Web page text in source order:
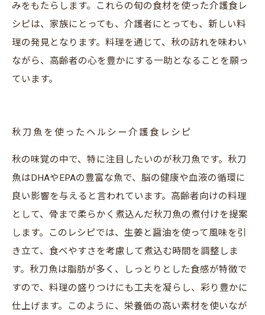
みをもたらします。これらの旬の食材を使った介護食レ
シピは、家族にとっても、介護者にとっても、新しい料
理の発見となります。料理を通じて、秋の訪れを味わい
ながら、高齢者の心を豊かにする一助となることを願っ
ています。
秋刀魚を使ったヘルシー介護食レシピ
秋の味覚の中で、特に注目したいのが秋刀魚です。秋刀
魚はDHAやEPAの豊富な魚で、脳の健康や血液の循環に
良い影響を与えると言われています。高齢者向けの料理
として、骨まで柔らかく煮込んだ秋刀魚の煮付けを提案
します。このレシピでは、生姜と醤油を使って風味を引
き立て、食べやすさを考慮して煮込む時間を調整しま
す。秋刀魚は脂肪が多く、しっとりとした食感が特徴で
すので、料理の盛りつけにも工夫を凝らし、彩り豊かに
仕上げます。このように、栄養価の高い素材を使いなが